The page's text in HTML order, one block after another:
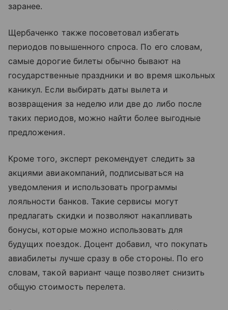
заранее.
Щербаченко также посоветовал избегать
периодов повышенного спроса. По его словам,
самые дорогие билеты обычно бывают на
государственные праздники и во время школьных
каникул. Если выбирать даты вылета и
возвращения за неделю или две до либо после
таких периодов, можно найти более выгодные
предложения.
Кроме того, эксперт рекомендует следить за
акциями авиакомпаний, подписываться на
уведомления и использовать программы
лояльности банков. Такие сервисы могут
предлагать скидки и позволяют накапливать
бонусы, которые можно использовать для
будущих поездок. Доцент добавил, что покупать
авиабилеты лучше сразу в обе стороны. По его
словам, такой вариант чаще позволяет снизить
общую стоимость перелета.